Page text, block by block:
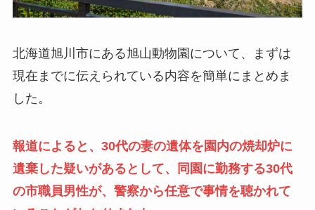
北海道旭川市にある旭山動物園について、まずは
現在までに伝えられている内容を簡単にまとめま
した。
報道によると、30代の妻の遺体を園内の焼却炉に
遺棄した疑いがあるとして、同園に勤務する30代
の市職員男性が、警察から任意で事情を聴かれて